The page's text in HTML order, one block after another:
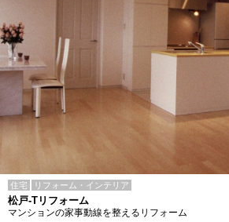
住宅 リフォーム・インテリア
松戸-Tリフォーム
マンションの家事動線を整えるリフォーム